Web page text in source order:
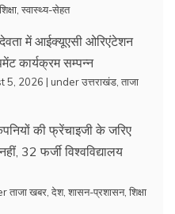
शिक्षा स्वास्थ्य-सेहत
में आईक्यूएसी ओरिएंटेशन
कार्यक्रम सम्पन्न
5, 2026 | underउत्तराखंड ताजा
की फ्रेंचाइजी के जरिए
32 फर्जी विश्वविद्यालय
ताजा खबर देश, शासन-प्रशासन, शिक्षा